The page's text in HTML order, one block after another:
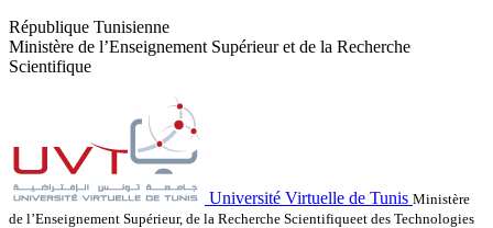
République Tunisienne
Ministère de l’Enseignement Supérieur et de la Recherche
Scientifique
Université Virtuelle de Tunis Ministère
de l’Enseignement Supérieur, de la Recherche Scientifiqueet des Technologies